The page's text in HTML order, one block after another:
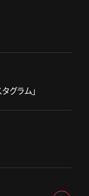
グラム」